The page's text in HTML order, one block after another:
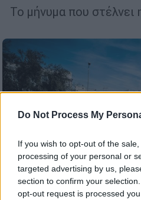
Do Not Process My
If you wish to opt-out of the
processing of your personal or
targeted advertising by us,
section to confirm your
opt-out request is processed
Το μήνυμα που στέλνει